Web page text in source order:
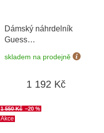
Dámský náhrdelník
Guess
JUBN04030JWRHT/U
skladem na prodejně
1 192 Kč
Akce
1 550 Kč –20 %